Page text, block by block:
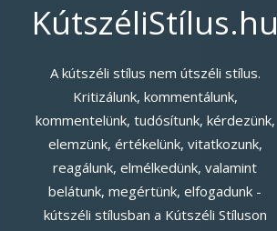
KútszéliStílus.hu
A kútszéli stílus nem útszéli stílus.
Kritizálunk, kommentálunk,
kommentelünk, tudósítunk, kérdezünk,
elemzünk, értékelünk, vitatkozunk,
reagálunk, elmélkedünk, valamint
belátunk, megértünk, elfogadunk -
kútszéli stílusban a Kútszéli Stíluson